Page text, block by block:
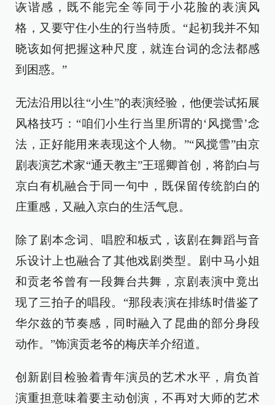
诙谐感，既不能完全等同于小花脸的表演风
格，又要守住小生的行当特质。“起初我并不知
晓该如何把握这种尺度，就连台词的念法都感
到困惑。”
无法沿用以往“小生”的表演经验，他便尝试拓展
风格技巧：“咱们小生行当里所谓的‘风搅雪’念
法，正好能用来表现这个人物。”“风搅雪”由京
剧表演艺术家“通天教主”王瑶卿首创，将韵白与
京白有机融合于同一句中，既保留传统韵白的
庄重感，又融入京白的生活气息。
除了剧本念词、唱腔和板式，该剧在舞蹈与音
乐设计上也融合了其他戏剧类型。剧中马小姐
和贡老爷曾有一段舞台共舞，京剧表演中竟出
现了三拍子的唱段。“那段表演在排练时借鉴了
华尔兹的节奏感，同时融入了昆曲的部分身段
动作。”饰演贡老爷的梅庆羊介绍道。
创新剧目检验着青年演员的艺术水平，肩负首
演重担意味着要主动创演，不再对大师的艺术